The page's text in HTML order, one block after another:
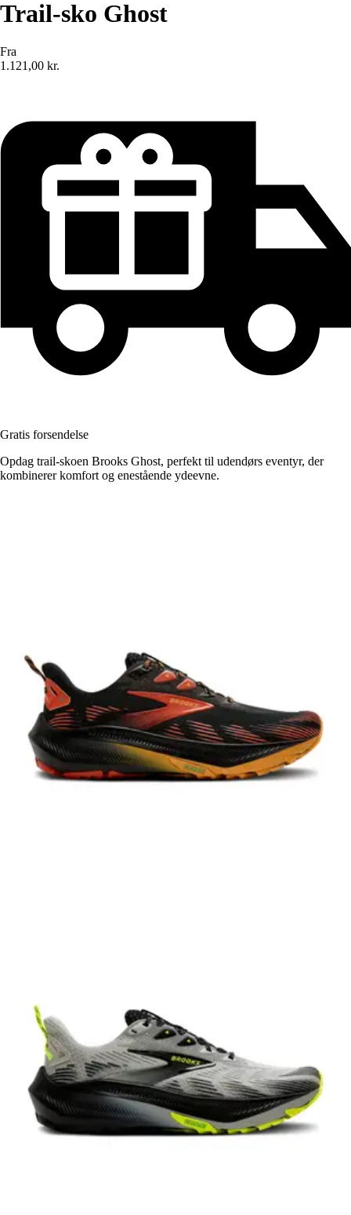
Trail-sko Ghost
Fra
1.121,00 kr.
Gratis forsendelse
Opdag trail-skoen Brooks Ghost, perfekt til udendørs eventyr, der
kombinerer komfort og enestående ydeevne.